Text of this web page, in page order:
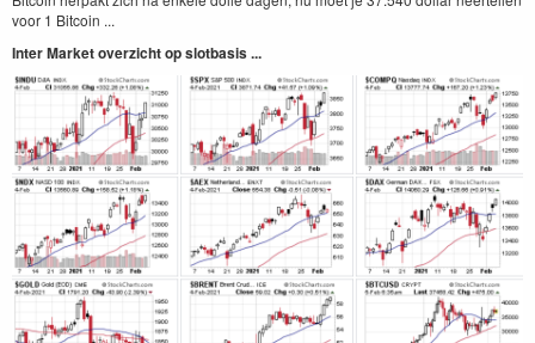
voor 1 Bitcoin ...
Inter Market overzicht op slotbasis ...